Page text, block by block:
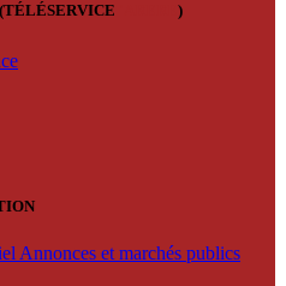
)
Annonces et marchés publics